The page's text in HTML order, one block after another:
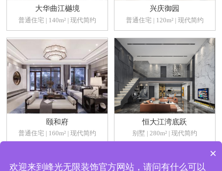
大华曲江樾境
普通住宅 | 140m² | 现代简约
兴庆御园
普通住宅 | 120m² | 现代简约
颐和府
普通住宅 | 160m² | 现代简约
恒大江湾底跃
别墅 | 280m² | 现代简约
×
欢迎来到峰光无限装饰官方网站，请问有什么可以